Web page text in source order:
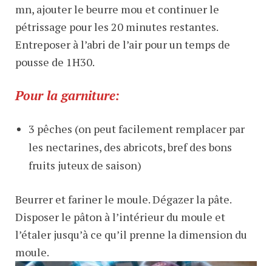
mn, ajouter le beurre mou et continuer le
pétrissage pour les 20 minutes restantes.
Entreposer à l’abri de l’air pour un temps de
pousse de 1H30.
Pour la garniture:
3 pêches (on peut facilement remplacer par
les nectarines, des abricots, bref des bons
fruits juteux de saison)
Beurrer et fariner le moule. Dégazer la pâte.
Disposer le pâton à l’intérieur du moule et
l’étaler jusqu’à ce qu’il prenne la dimension du
moule.